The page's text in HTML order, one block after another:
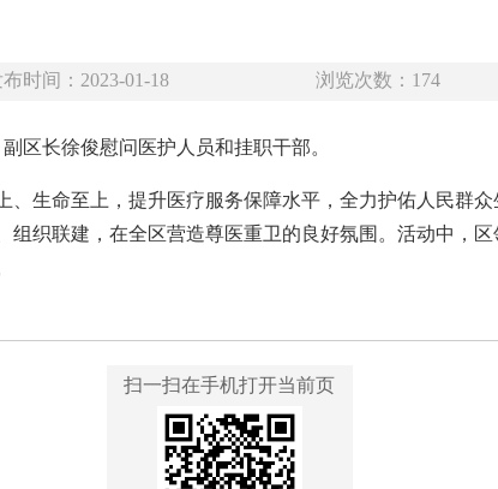
布时间：2023-01-18 浏览次数： 174
区长徐俊慰问医护人员和挂职干部。
、生命至上，提升医疗服务保障水平，全力护佑人民群
组织联建，在全区营造尊医重卫的良好氛围。活动中，
扫一扫在手机打开当前页